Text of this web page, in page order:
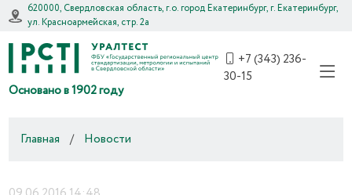
620000, Свердловская область, г.о. город Екатеринбург, г. Екатеринбург,
ул. Красноармейская, стр. 2а
Основано в 1902 году
+7 (343) 236-
30-15
Главная / Новости